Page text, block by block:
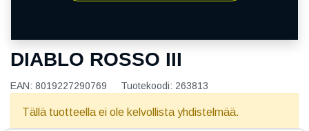
DIABLO ROSSO III
EAN: 8019227290769 Tuotekoodi: 263813
Tällä tuotteella ei ole kelvollista yhdistelmää.